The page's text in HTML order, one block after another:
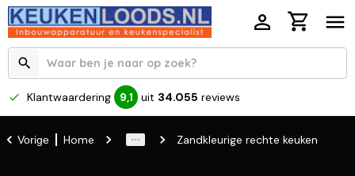
Klantwaardering 9,1 uit 34.055 reviews
Vorige Home Zandkleurige rechte keuken